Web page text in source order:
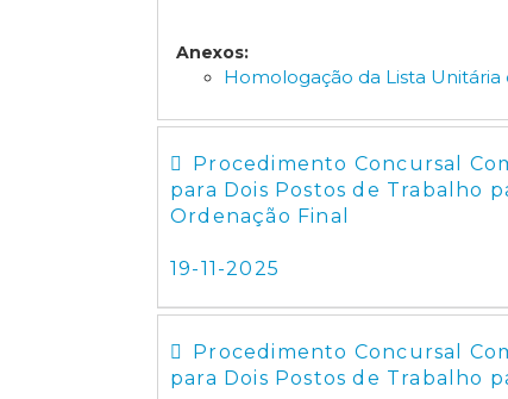
Anexos:
Homologação da Lista
Procedimento Concursal
para Dois Postos de Trabalho
Ordenação Final
19-11-2025
Procedimento Concursal
para Dois Postos de Trabalho